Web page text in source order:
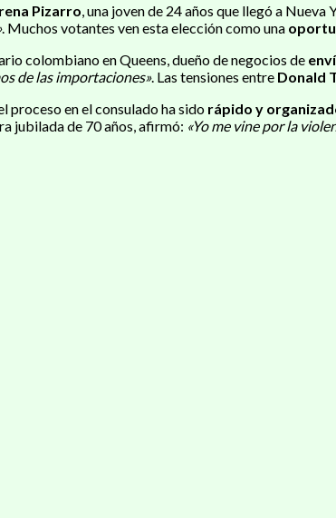
Pizarro, una joven de 24 años que llegó a Nueva
. Muchos votantes ven esta elección como una
colombiano en Queens, dueño de negocios de
de las importaciones». Las tensiones entre Donald
proceso en el consulado ha sido rápido y
jubilada de 70 años, afirmó: «Yo me vine por la